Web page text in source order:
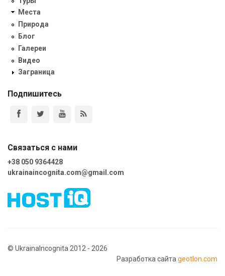
Места
Природа
Блог
Галереи
Видео
Заграница
Подпишитесь
Связаться с нами
+38 050 9364428
ukrainaincognita.com@gmail.com
© UkrainaIncognita 2012 - 2026
Разработка сайта geotlon.com